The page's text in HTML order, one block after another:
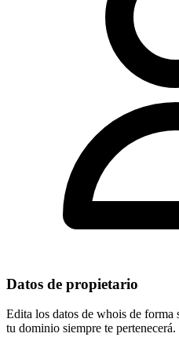
Datos de propietario
Edita los datos de whois de forma
tu dominio siempre te pertenecerá.